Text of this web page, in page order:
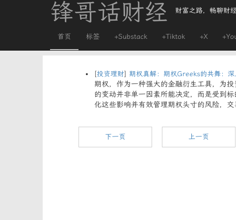
锋哥话财经 财富之路，畅聊财
首页 标签 +Substack +Tiktok +X
[投资理财] 期权真解：期权Greeks的共舞：
期权，作为一种强大的金融衍生工具，为
的变动并非单一因素所能决定，而是受到
化这些影响并有效管理期权头寸的风险，
下一页 上一页